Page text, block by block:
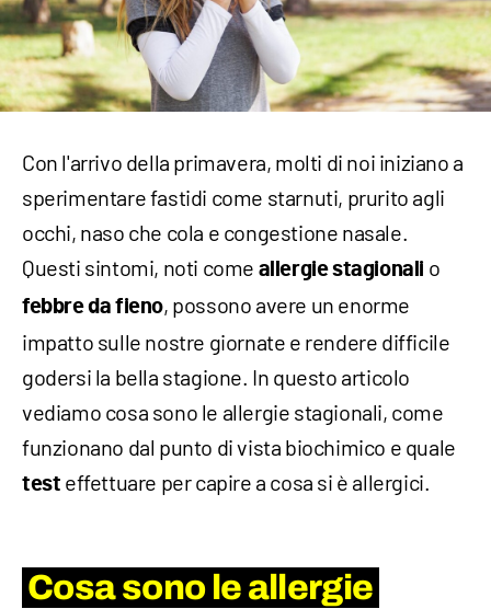
Con l'arrivo della primavera, molti di noi iniziano a
sperimentare fastidi come starnuti, prurito agli
occhi, naso che cola e congestione nasale.
Questi sintomi, noti come allergie stagionali o
febbre da fieno, possono avere un enorme
impatto sulle nostre giornate e rendere difficile
godersi la bella stagione. In questo articolo
vediamo cosa sono le allergie stagionali, come
funzionano dal punto di vista biochimico e quale
test effettuare per capire a cosa si è allergici.
Cosa sono le allergie